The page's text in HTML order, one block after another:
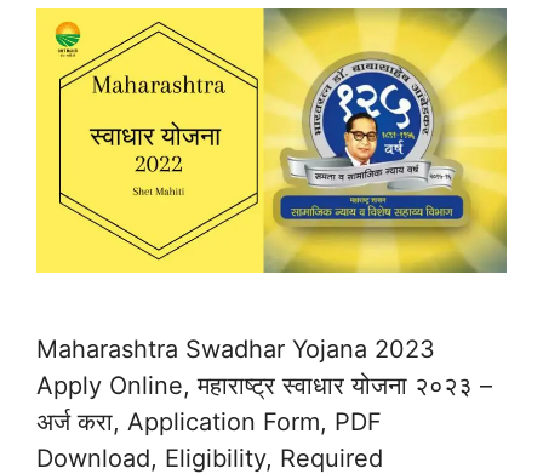
Maharashtra Swadhar Yojana 2023
Apply Online, महाराष्ट्र स्वाधार योजना २०२३ –
अर्ज करा, Application Form, PDF
Download, Eligibility, Required